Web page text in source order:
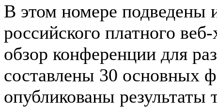
В этом номере подведены
российского платного
обзор конференции для
составлены 30 основных
опубликованы результаты